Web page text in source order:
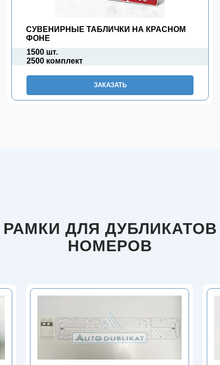
СУВЕНИРНЫЕ ТАБЛИЧКИ НА КРАСНОМ
ФОНЕ
1500 шт.
2500 комплект
ЗАКАЗАТЬ
РАМКИ ДЛЯ ДУБЛИКАТОВ
НОМЕРОВ